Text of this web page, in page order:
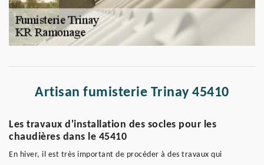
Artisan fumisterie Trinay 45410
Les travaux d'installation des socles pour les
chaudières dans le 45410
En hiver, il est très important de procéder à des travaux qui